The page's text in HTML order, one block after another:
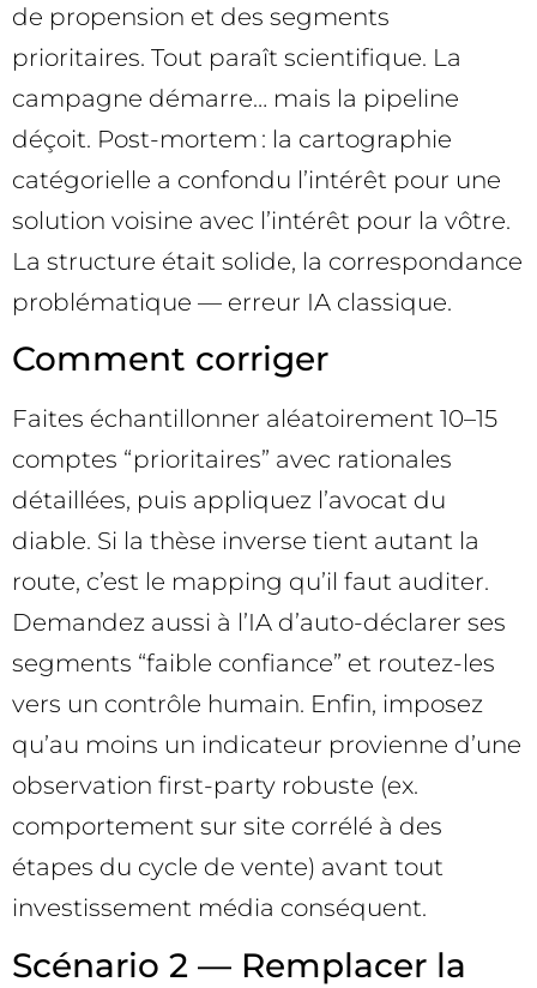
de propension et des segments
prioritaires. Tout paraît scientifique. La
campagne démarre… mais la pipeline
déçoit. Post-mortem : la cartographie
catégorielle a confondu l’intérêt pour une
solution voisine avec l’intérêt pour la vôtre.
La structure était solide, la correspondance
problématique — erreur IA classique.
Comment corriger
Faites échantillonner aléatoirement 10–15
comptes “prioritaires” avec rationales
détaillées, puis appliquez l’avocat du
diable. Si la thèse inverse tient autant la
route, c’est le mapping qu’il faut auditer.
Demandez aussi à l’IA d’auto-déclarer ses
segments “faible confiance” et routez-les
vers un contrôle humain. Enfin, imposez
qu’au moins un indicateur provienne d’une
observation first-party robuste (ex.
comportement sur site corrélé à des
étapes du cycle de vente) avant tout
investissement média conséquent.
Scénario 2 — Remplacer la